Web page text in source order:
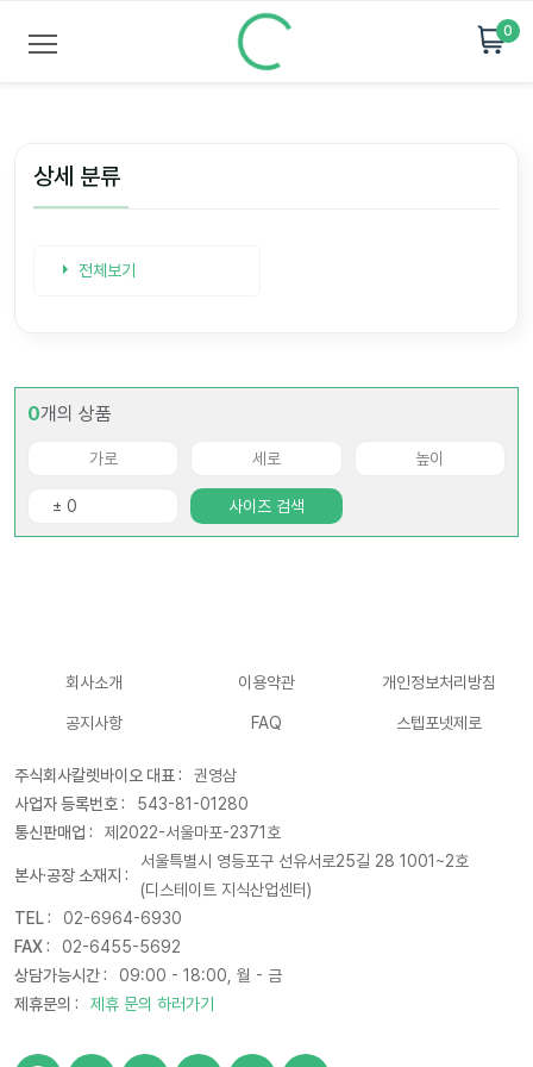
0
상세 분류
전체보기
0개의 상품
사이즈 검색
회사소개 이용약관 개인정보처리방침
공지사항 FAQ 스텝포넷제로
주식회사칼렛바이오 대표 :
권영삼
사업자 등록번호 :
543-81-01280
통신판매업 :
제2022-서울마포-2371호
본사·공장 소재지 :
서울특별시 영등포구 선유서로25길 28 1001~2호
(디스테이트 지식산업센터)
TEL :
02-6964-6930
FAX :
02-6455-5692
상담가능시간 :
09:00 - 18:00, 월 - 금
제휴문의 :
제휴 문의 하러가기